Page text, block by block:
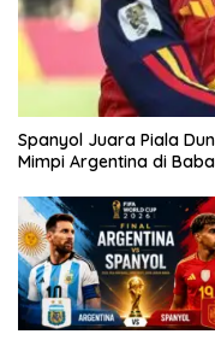
Spanyol Juara Piala
Mimpi Argentina di